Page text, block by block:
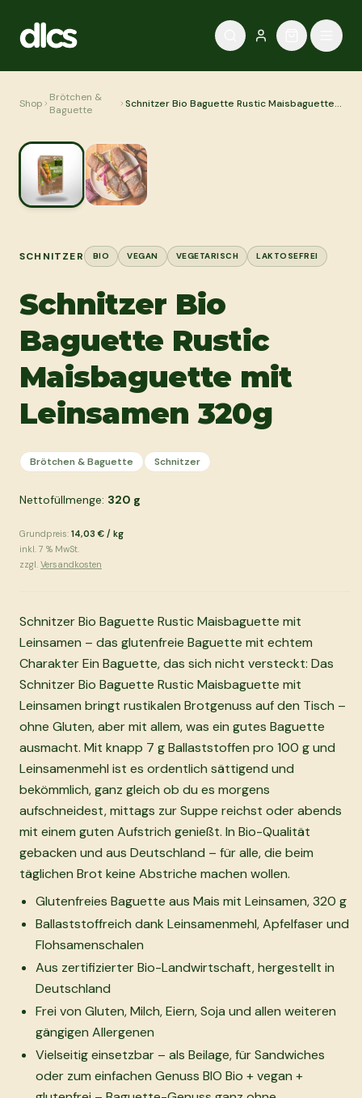
Shop
Brötchen &
Baguette
Schnitzer Bio Baguette Rustic Maisbaguette
SCHNITZER BIO VEGAN VEGETARISCH LAKTOSEFREI
Schnitzer Bio
Baguette Rustic
Maisbaguette mit
Leinsamen 320g
Brötchen & Baguette Schnitzer
Nettofüllmenge: 320 g
Grundpreis: 14,03 € / kg
inkl. 7 % MwSt.
zzgl. Versandkosten
Schnitzer Bio Baguette Rustic Maisbaguette mit
Leinsamen – das glutenfreie Baguette mit echtem
Charakter Ein Baguette, das sich nicht versteckt: Das
Schnitzer Bio Baguette Rustic Maisbaguette mit
Leinsamen bringt rustikalen Brotgenuss auf den Tisch –
ohne Gluten, aber mit allem, was ein gutes Baguette
ausmacht. Mit knapp 7 g Ballaststoffen pro 100 g und
Leinsamenmehl ist es ordentlich sättigend und
bekömmlich, ganz gleich ob du es morgens
aufschneidest, mittags zur Suppe reichst oder abends
mit einem guten Aufstrich genießt. In Bio-Qualität
gebacken und aus Deutschland – für alle, die beim
täglichen Brot keine Abstriche machen wollen.
Glutenfreies Baguette aus Mais mit Leinsamen, 320 g
Ballaststoffreich dank Leinsamenmehl, Apfelfaser und
Flohsamenschalen
Aus zertifizierter Bio-Landwirtschaft, hergestellt in
Deutschland
Frei von Gluten, Milch, Eiern, Soja und allen weiteren
gängigen Allergenen
Vielseitig einsetzbar – als Beilage, für Sandwiches
oder zum einfachen Genuss BIO Bio + vegan +